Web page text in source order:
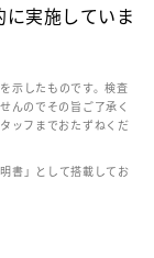
実施していま
示したものです。検査
んのでその旨ご了承く
ッフまでおたずねくだ
書」として搭載してお